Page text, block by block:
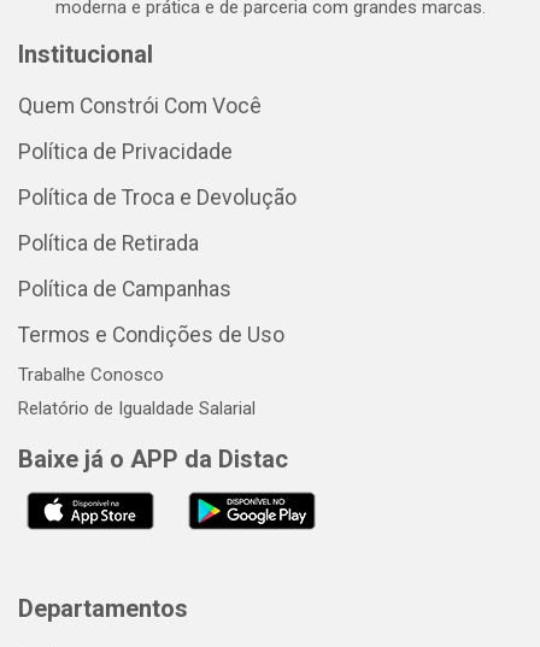
moderna e prática e de parceria com grandes marcas.
Institucional
Quem Constrói Com Você
Política de Privacidade
Política de Troca e Devolução
Política de Retirada
Política de Campanhas
Termos e Condições de Uso
Trabalhe Conosco
Relatório de Igualdade Salarial
Baixe já o APP da Distac
Departamentos